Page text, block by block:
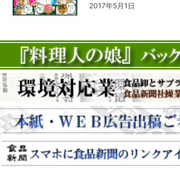
2017年5月1日